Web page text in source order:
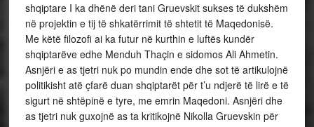
shqiptare I ka dhënë deri tani Gruevskit sukses të dukshëm
në projektin e tij të shkatërrimit të shtetit të Maqedonisë.
Me këtë filozofi ai ka futur në kurthin e luftës kundër
shqiptarëve edhe Menduh Thaçin e sidomos Ali Ahmetin.
Asnjëri e as tjetri nuk po mundin ende dhe sot të artikulojnë
politikisht atë çfarë duan shqiptarët për t’u ndjerë të lirë e të
sigurt në shtëpinë e tyre, me emrin Maqedoni. Asnjëri dhe
as tjetri nuk guxojnë as ta kritikojnë Nikolla Gruevskin për